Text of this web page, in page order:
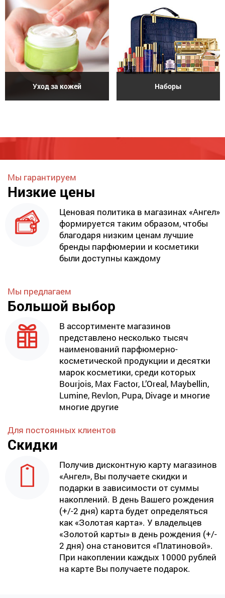
Уход за кожей Наборы
Мы гарантируем
Низкие цены
Ценовая политика в магазинах «Ангел»
формируется таким образом, чтобы
благодаря низким ценам лучшие
бренды парфюмерии и косметики
были доступны каждому
Мы предлагаем
Большой выбор
В ассортименте магазинов
представлено несколько тысяч
наименований парфюмерно-
косметической продукции и десятки
марок косметики, среди которых
Bourjois, Max Factor, L’Oreal, Maybellin,
Lumine, Revlon, Pupa, Divage и многие
многие другие
Для постоянных клиентов
Скидки
Получив дисконтную карту магазинов
«Ангел», Вы получаете скидки и
подарки в зависимости от суммы
накоплений. В день Вашего рождения
(+/-2 дня) карта будет определяться
как «Золотая карта». У владельцев
«Золотой карты» в день рождения (+/-
2 дня) она становится «Платиновой».
При накоплении каждых 10000 рублей
на карте Вы получаете подарок.